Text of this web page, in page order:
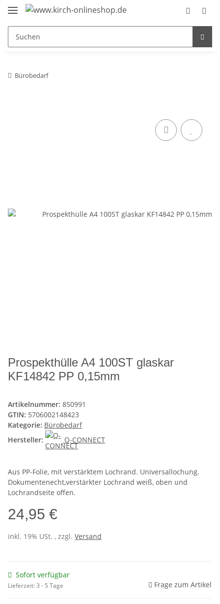
Bürobedarf
Prospekthülle A4 100ST glaskar
KF14842 PP 0,15mm
Artikelnummer: 850991
GTIN: 5706002148423
Kategorie: Bürobedarf
Hersteller:
Q-CONNECT
Aus PP-Folie, mit verstärktem Lochrand. Universallochung.
Dokumentenecht,verstärkter Lochrand weiß, oben und
Lochrandseite offen.
24,95 €
inkl. 19% USt. , zzgl. Versand
Sofort verfügbar
Lieferzeit:3 - 5 Tage Frage zum Artikel